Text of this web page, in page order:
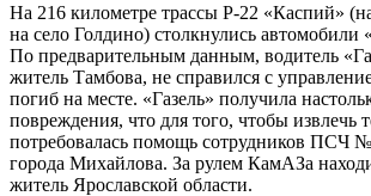
На 216 километре трассы Р-22 «Каспий»
на село Голдино) столкнулись автомобили
По предварительным данным, водитель
житель Тамбова, не справился с
погиб на месте. «Газель» получила
повреждения, что для того, чтобы извлечь
потребовалась помощь сотрудников ПСЧ
города Михайлова. За рулем КамАЗа
житель Ярославской области.